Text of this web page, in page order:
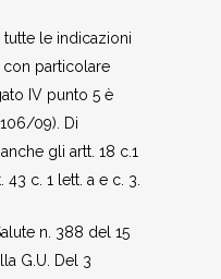
le indicazioni
particolare
IV punto 5 è
09). Di
gli artt. 18 c.1
43 c. 1 lett. a e c. 3.
n. 388 del 15
G.U. Del 3